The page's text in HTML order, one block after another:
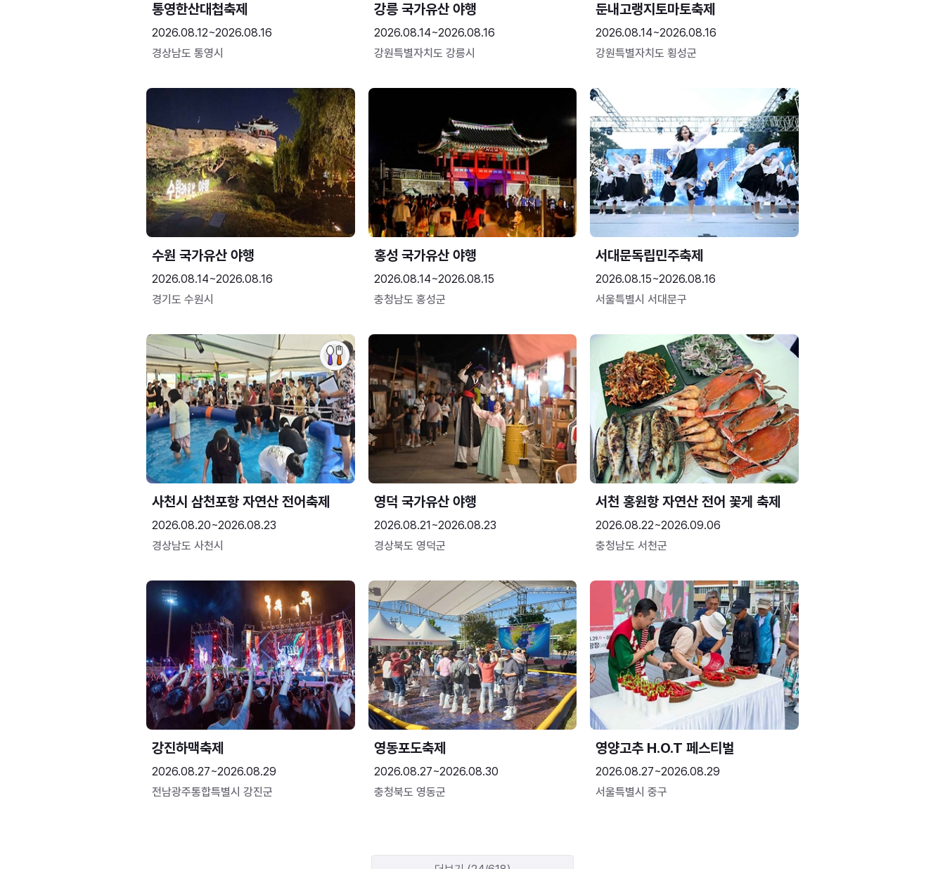
통영한산대첩축제
2026.08.12~2026.08.16
경상남도 통영시
강릉 국가유산 야행
2026.08.14~2026.08.16
강원특별자치도 강릉시
둔내고랭지토마토축제
2026.08.14~2026.08.16
강원특별자치도 횡성군
수원 국가유산 야행
2026.08.14~2026.08.16
경기도 수원시
홍성 국가유산 야행
2026.08.14~2026.08.15
충청남도 홍성군
서대문독립민주축제
2026.08.15~2026.08.16
서울특별시 서대문구
사천시 삼천포항 자연산 전어축제
2026.08.20~2026.08.23
경상남도 사천시
영덕 국가유산 야행
2026.08.21~2026.08.23
경상북도 영덕군
서천 홍원항 자연산 전어 꽃게 축제
2026.08.22~2026.09.06
충청남도 서천군
강진하맥축제
2026.08.27~2026.08.29
전남광주통합특별시 강진군
영동포도축제
2026.08.27~2026.08.30
충청북도 영동군
영양고추 H.O.T 페스티벌
2026.08.27~2026.08.29
서울특별시 중구